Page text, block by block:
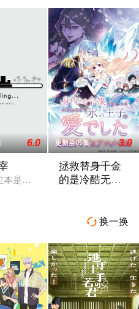
6.0
本是武域中最顶尖的天才强者
更新至05集 3.0
拯救替身千金
的是冷酷无情
 换一换